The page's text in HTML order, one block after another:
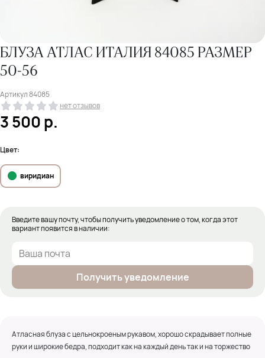
БЛУЗА АТЛАС ИТАЛИЯ 84085 РАЗМЕР
50-56
Артикул84085
нет отзывов
3 500р.
Цвет:
виридиан
Введите вашу почту, чтобы получить уведомление о том, когда этот
вариант появится в наличии:
Получить уведомление
Атласная блуза с цельнокроеным рукавом, хорошо скрадывает полные
руки и широкие бедра, подходит как на каждый день так и на торжество